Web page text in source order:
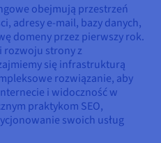
obejmują przestrzeń
adresy e-mail, bazy danych,
domeny przez pierwszy rok.
rozwoju strony z
się infrastrukturą
rozwiązanie, aby
i widoczność w
praktykom SEO,
swoich usług